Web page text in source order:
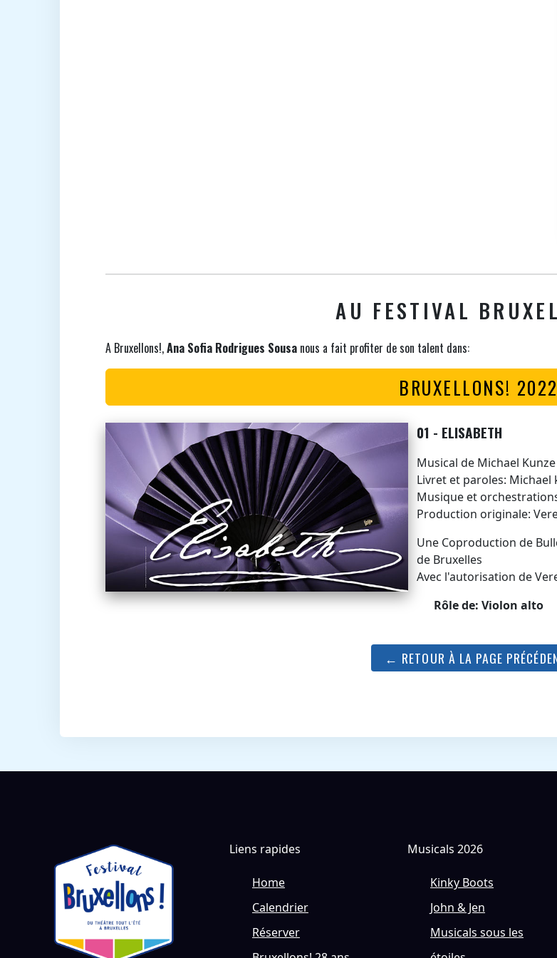
AU FESTIVAL
A Bruxellons!,Ana Sofia Rodrigues Sousa nous a fait profiter de son talent dans:
BRUXELLONS! 2022
01 - ELISABETH
Musical de Michael
Livret et paroles: Michael
Musique et
Production originale:
Une Coproduction de
de Bruxelles
Avec l'autorisation de
Rôle de: Violon alto
← RETOUR À LA PAGE
Liens rapides
Home
Calendrier
Réserver
Musicals 2026
Kinky Boots
John & Jen
Musicals sous les